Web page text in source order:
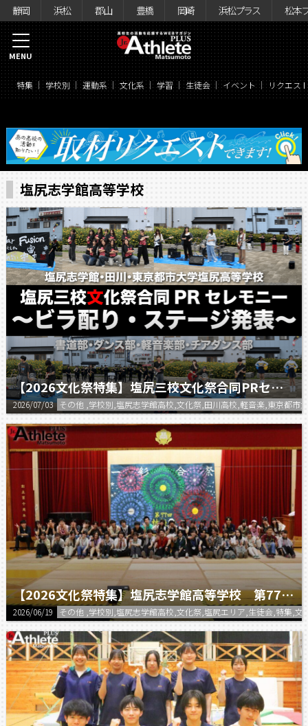
静岡 浜松 郡山 豊橋 岡崎 浜松プラス 松本
特集 学校別 運動系 文化系 学習 生徒会 イベント リクエス
MENU
塩尻志学館高等学校
【2026文化祭特集】塩尻三校文化祭合同PRセレモニー
2026/07/03 その他 ,学校別,塩尻志学館高校,文化祭,田川高校,軽音楽,東京都
【2026文化祭特集】塩尻志学館高等学校 第77回 桔梗祭
2026/06/19 その他 ,学校別,塩尻志学館高校,文化祭,塩尻エリア,生徒会,特集,文